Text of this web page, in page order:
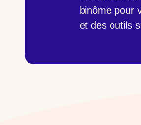
binôme pour
et des outils